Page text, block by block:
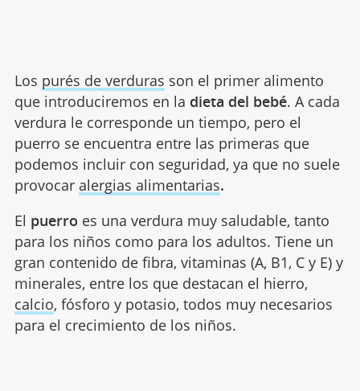
Los purés de verduras son el primer alimento
que introduciremos en la dieta del bebé. A cada
verdura le corresponde un tiempo, pero el
puerro se encuentra entre las primeras que
podemos incluir con seguridad, ya que no suele
provocar alergias alimentarias.
El puerro es una verdura muy saludable, tanto
para los niños como para los adultos. Tiene un
gran contenido de fibra, vitaminas (A, B1, C y E) y
minerales, entre los que destacan el hierro,
calcio, fósforo y potasio, todos muy necesarios
para el crecimiento de los niños.